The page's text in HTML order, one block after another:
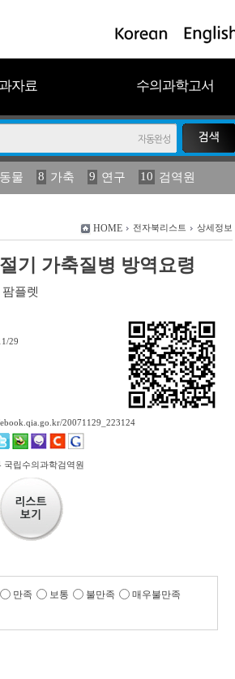
자료 수의과학고서
물 8 가축 9 연구 10 검역원
연보 18 2023 19 농림수산
HOME 전자북리스트 상세정보
기 가축질병 방역요령
팜플렛
29
20071129_223124
국립수의과학검역원
만족 보통 불만족 매우불만족